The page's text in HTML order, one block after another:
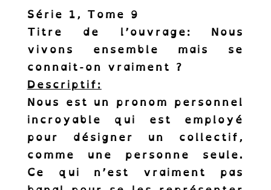
Série 1, Tome 9
Titre de l’ouvrage: Nous
vivons ensemble mais se
connait-on vraiment ?
Descriptif:
Nous est un pronom personnel
incroyable qui est employé
pour désigner un collectif,
comme une personne seule.
Ce qui n’est vraiment pas